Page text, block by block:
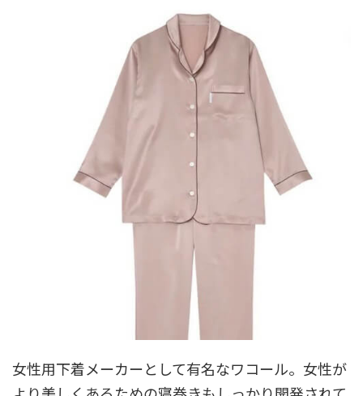
女性用下着メーカーとして有名なワコール。女性が